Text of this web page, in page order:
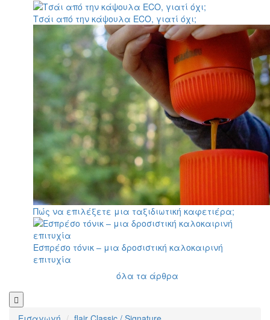
Τσάι από την κάψουλα ECO, γιατί όχι;
Πώς να επιλέξετε μια ταξιδιωτική καφετιέρα;
Εσπρέσο τόνικ – μια δροσιστική καλοκαιρινή
επιτυχία
όλα τα άρθρα